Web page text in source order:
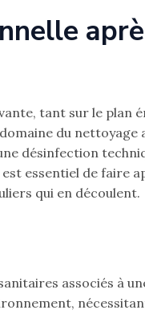
tant sur le plan
du nettoyage
désinfection
essentiel de faire
qui en découlent.
associés à